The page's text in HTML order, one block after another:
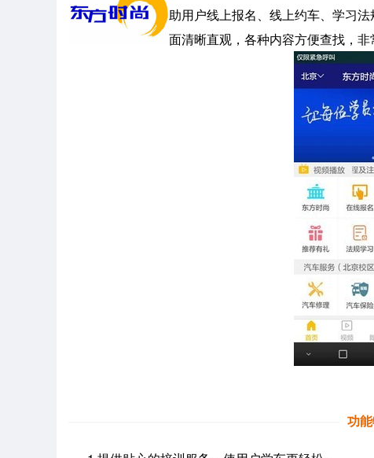
助用户线上报名、线上约车、学习
面清晰直观，各种内容方便查找，非
功